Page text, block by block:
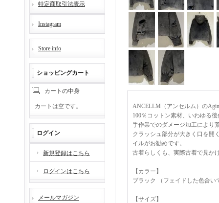
特定商取引法表示
Instagram
Store info
ショッピングカート
カートの中身
カートは空です。
ログイン
新規登録はこちら
ログインはこちら
メールマガジン
ANCELLM（アンセルム）の
100％コットン素材、いわゆる
手作業でのダメージ加工により
クラッシュ部分が大きく口を開
イルがお勧めです。
古着らしくも、実際古着で見か
【カラー】
ブラック （フェイドした色合い
【サイズ】